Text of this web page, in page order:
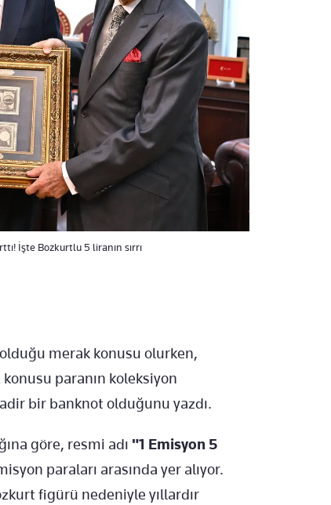
İşte Bozkurtlu 5 liranın sırrı
merak konusu olurken,
paranın koleksiyon
bir banknot olduğunu yazdı.
göre, resmi adı "1 Emisyon 5
paraları arasında yer alıyor.
figürü nedeniyle yıllardır